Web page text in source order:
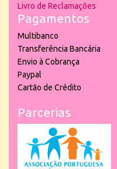
Livro de Reclamações
Pagamentos
Multibanco
Transferência Bancária
Envio à Cobrança
Paypal
Cartão de Crédito
Parcerias